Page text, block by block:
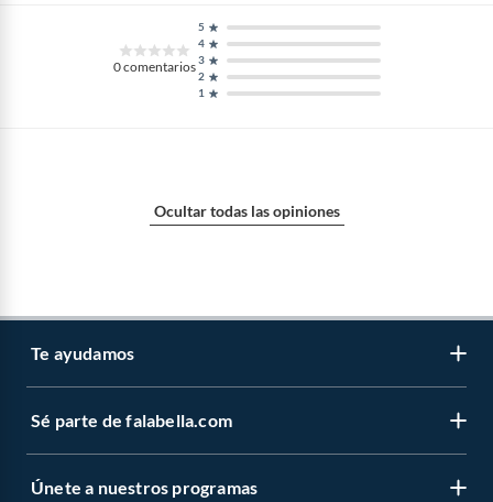
0comentarios
1
2
3
4
5
Ocultar todas las opiniones
Te ayudamos
Atención por WhatsApp
Sé parte de falabella.com
Trabaja con nosotros
Únete a nuestros programas